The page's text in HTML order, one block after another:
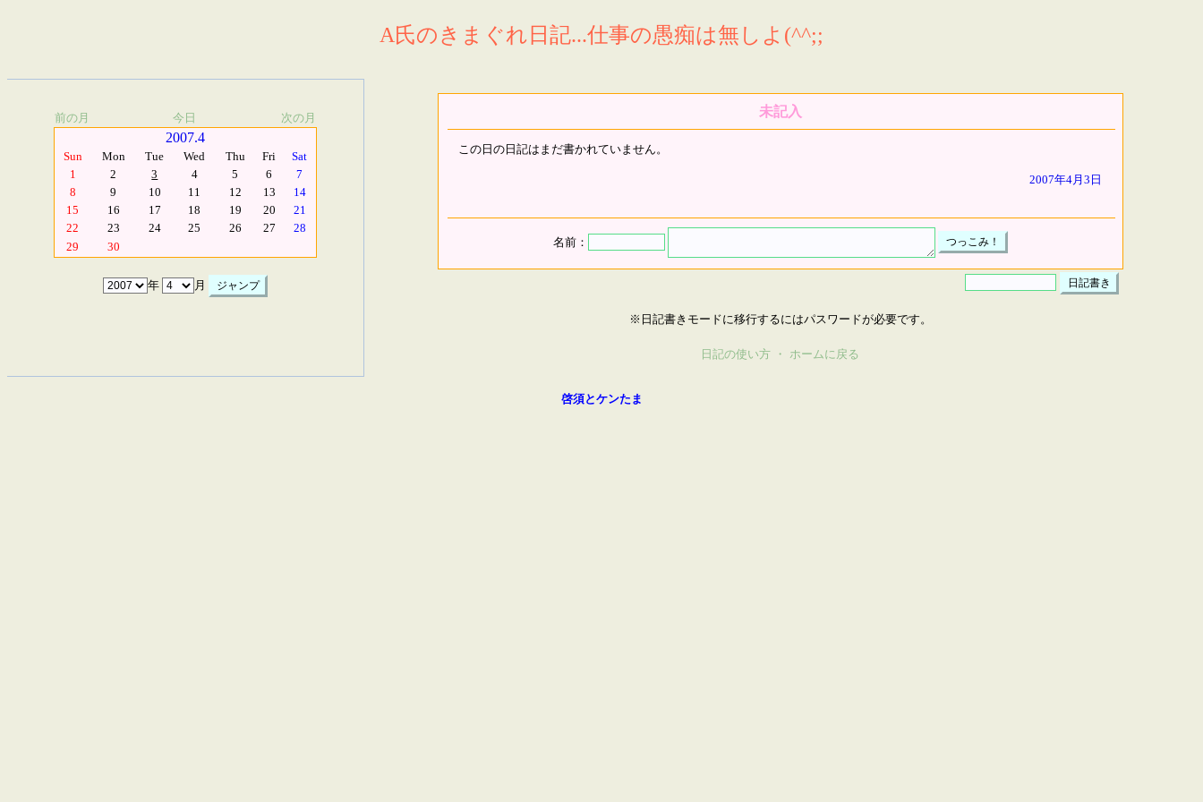
A氏のきまぐれ日記...仕事の愚痴は無しよ(^^;;
前の月 今日 次の月
2007.4
Sun Mon Tue Wed Thu Fri
Sat
1
2 3 4 5 6
7
8
9 10 11 12 13
14
15
16 17 18 19 20
21
22
23 24 25 26 27
28
29
30
年 月
未記入
この日の日記はまだ書かれていません。
2007年4月3日
名前：
※日記書きモードに移行するにはパスワードが必要です。
日記の使い方 ・ ホームに戻る
啓須とケンたま